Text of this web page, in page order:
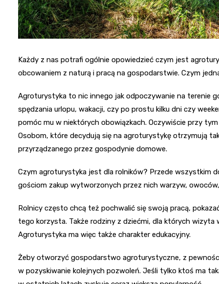
Każdy z nas potrafi ogólnie opowiedzieć czym jest
obcowaniem z naturą i pracą na gospodarstwie. Czym
Agroturystyka to nic innego jak odpoczywanie na terenie
spędzania urlopu, wakacji, czy po prostu kilku dni czy
pomóc mu w niektórych obowiązkach. Oczywiście przy
Osobom, które decydują się na agroturystykę otrzymują
przyrządzanego przez gospodynie domowe.
Czym agroturystyka jest dla rolników? Przede wszystkim
gościom zakup wytworzonych przez nich warzyw,
Rolnicy często chcą też pochwalić się swoją pracą,
tego korzysta. Także rodziny z dziećmi, dla których
Agroturystyka ma więc także charakter edukacyjny.
Żeby otworzyć gospodarstwo agroturystyczne, z
w pozyskiwanie kolejnych pozwoleń. Jeśli tylko ktoś ma